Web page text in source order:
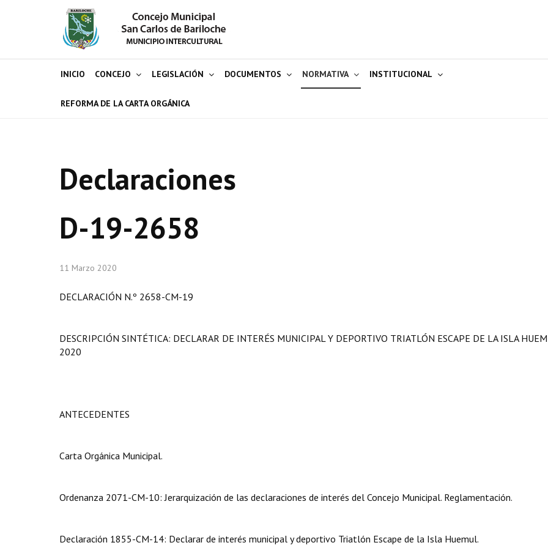
INICIO CONCEJO LEGISLACIÓN DOCUMENTOS NORMATIVA INSTITUCIONAL
REFORMA DE LA CARTA ORGÁNICA
Declaraciones
D-19-2658
11 Marzo 2020
DECLARACIÓN N.º 2658-CM-19
DESCRIPCIÓN SINTÉTICA: DECLARAR DE INTERÉS MUNICIPAL Y DEPORTIVO TRIATLÓN ESCAPE DE LA ISLA
2020
ANTECEDENTES
Carta Orgánica Municipal.
Ordenanza 2071-CM-10: Jerarquización de las declaraciones de interés del Concejo Municipal. Reglamentación.
Declaración 1855-CM-14: Declarar de interés municipal y deportivo Triatlón Escape de la Isla Huemul.